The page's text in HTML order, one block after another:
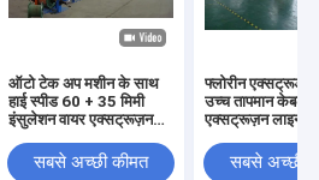
ऑटो टेक अप मशीन के साथ
हाई स्पीड 60 + 35 मिमी
इंसुलेशन वायर एक्सट्रूज़न
सबसे अच्छी कीमत
फ्लोरीन एक्सट्रूडेड
उच्च तापमान केबल
एक्सट्रूज़न लाइन
सबसे अच्छी